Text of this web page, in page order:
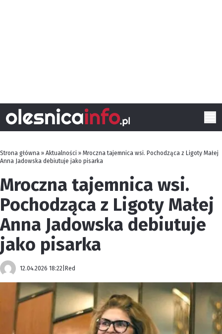
Strona główna » Aktualności » Mroczna tajemnica wsi. Pochodząca z Ligoty Małej
Anna Jadowska debiutuje jako pisarka
Mroczna tajemnica wsi.
Pochodząca z Ligoty Małej
Anna Jadowska debiutuje
jako pisarka
12.04.2026 18:22 Red